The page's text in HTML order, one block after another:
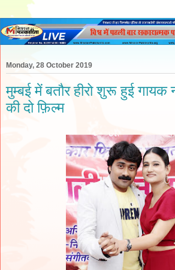
Monday, 28 October 2019
मुम्बई में बतौर हीरो शुरू हुई गायक
की दो फ़िल्म